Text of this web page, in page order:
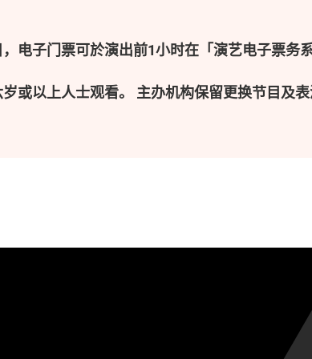
电子门票可於演出前1小时在「演艺电子票务
或以上人士观看。 主办机构保留更换节目及表